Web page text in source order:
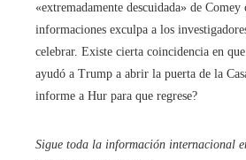
«extremadamente descuidada» de
informaciones exculpa a los
celebrar. Existe cierta coincidencia en
ayudó a Trump a abrir la puerta de la
informe a Hur para que regrese?
Sigue toda la información internacional